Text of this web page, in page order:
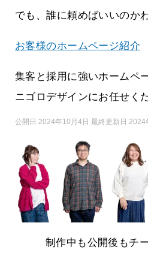
でも、誰に頼めばいいのか
お客様のホームページ紹介
集客と採用に強いホームペ
ニゴロデザインにお任せく
公開日 2024年10月4日 最終更新日 2024
制作中も公開後もチ